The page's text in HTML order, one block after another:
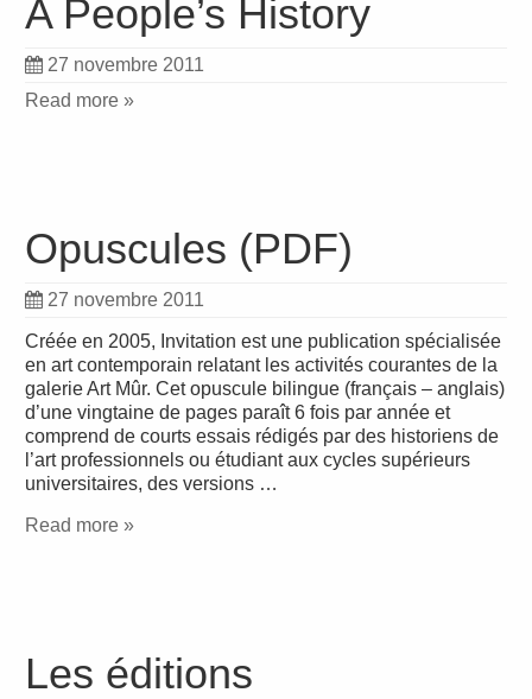
A People’s History
27 novembre 2011
Read more »
Opuscules (PDF)
27 novembre 2011
Créée en 2005, Invitation est une publication spécialisée
en art contemporain relatant les activités courantes de la
galerie Art Mûr. Cet opuscule bilingue (français – anglais)
d’une vingtaine de pages paraît 6 fois par année et
comprend de courts essais rédigés par des historiens de
l’art professionnels ou étudiant aux cycles supérieurs
universitaires, des versions …
Read more »
Les éditions